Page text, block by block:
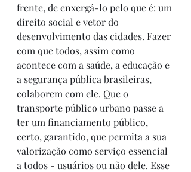
frente, de enxergá-lo pelo que é: um
direito social e vetor do
desenvolvimento das cidades. Fazer
com que todos, assim como
acontece com a saúde, a educação e
a segurança pública brasileiras,
colaborem com ele. Que o
transporte público urbano passe a
ter um financiamento público,
certo, garantido, que permita a sua
valorização como serviço essencial
a todos - usuários ou não dele. Esse